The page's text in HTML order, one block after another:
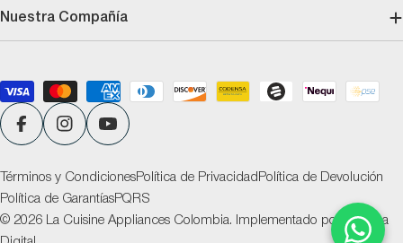
Nuestra Compañía
Métodos
de
pagoFacebookInstagramYouTube
© 2026 La Cuisine Appliances Colombia. Implementado por Ventana
Términos y CondicionesPolítica de Privacidad Política de Devolución
Política de GarantíasPQRS